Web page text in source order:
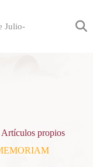
Artículos propios